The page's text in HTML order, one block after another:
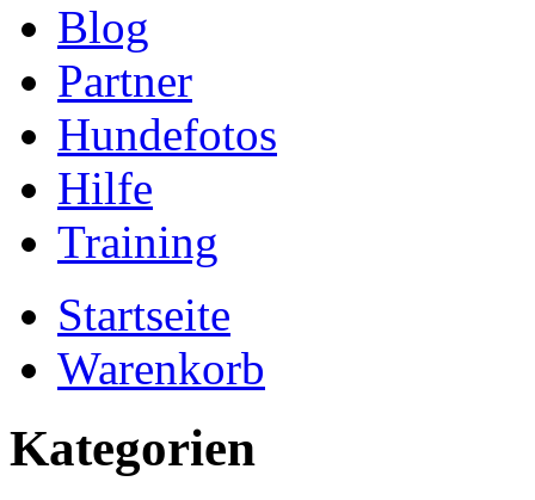
Blog
Partner
Hundefotos
Hilfe
Training
Startseite
Warenkorb
Kategorien